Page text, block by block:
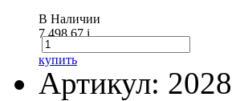
В Наличии
7 498.67i
купить
Артикул: